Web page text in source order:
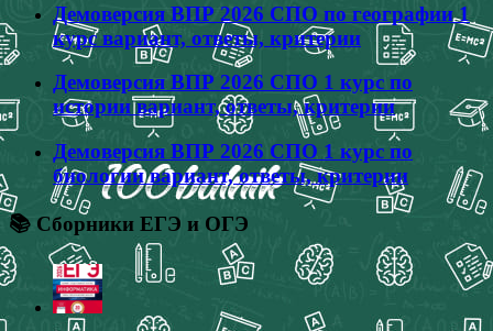
Демоверсия ВПР 2026 СПО по географии 1
курс вариант, ответы, критерии
Демоверсия ВПР 2026 СПО 1 курс по
истории вариант, ответы, критерии
Демоверсия ВПР 2026 СПО 1 курс по
биологии вариант, ответы, критерии
📚 Сборники ЕГЭ и ОГЭ